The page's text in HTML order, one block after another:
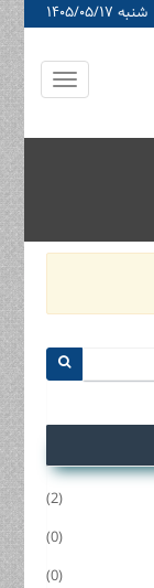
شنبه ۱۴۰۵/۰۵/۱۷
(2)
(0)
(0)